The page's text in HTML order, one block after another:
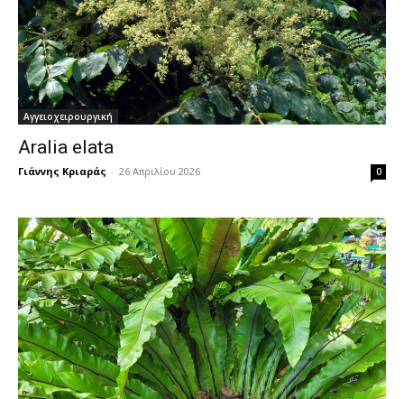
Αγγειοχειρουργική
Aralia elata
Γιάννης Κριαράς - 26 Απριλίου 2026 0